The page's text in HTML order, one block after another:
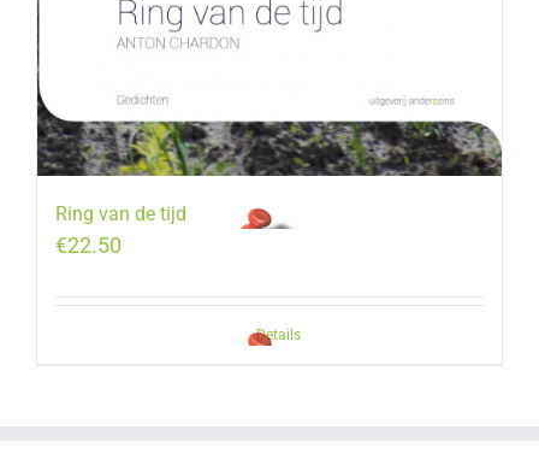
Ring van de tijd
€22.50
Details